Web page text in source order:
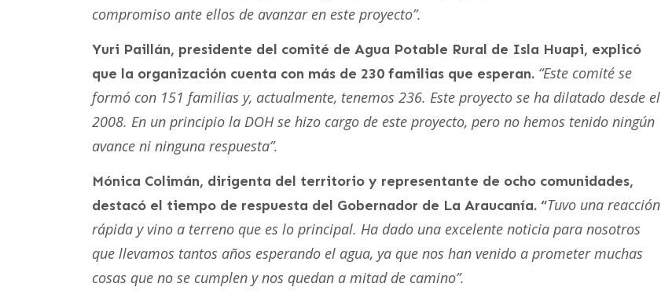
compromiso ante ellos de avanzar en este proyecto”.
Yuri Paillán, presidente del comité de Agua Potable Rural de Isla Huapi, explicó
que la organización cuenta con más de 230 familias que esperan. “Este comité se
formó con 151 familias y, actualmente, tenemos 236. Este proyecto se ha dilatado desde el
2008. En un principio la DOH se hizo cargo de este proyecto, pero no hemos tenido ningún
avance ni ninguna respuesta”.
Mónica Colimán, dirigenta del territorio y representante de ocho comunidades,
destacó el tiempo de respuesta del Gobernador de La Araucanía. “Tuvo una reacción
rápida y vino a terreno que es lo principal. Ha dado una excelente noticia para nosotros
que llevamos tantos años esperando el agua, ya que nos han venido a prometer muchas
cosas que no se cumplen y nos quedan a mitad de camino”.